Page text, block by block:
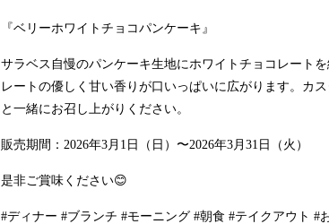
『ベリーホワイトチョコパンケーキ』
サラベス自慢のパンケーキ生地にホワイトチョコレート
レートの優しく甘い香りが口いっぱいに広がります。カ
と一緒にお召し上がりください。
販売期間：2026年3月1日（日）〜2026年3月31日（火）
是非ご賞味ください😊
#ディナー #ブランチ #モーニング #朝食 #テイクアウト